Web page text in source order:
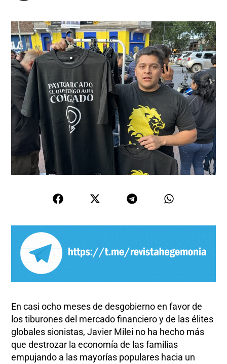
En casi ocho meses de desgobierno en favor de
los tiburones del mercado financiero y de las élites
globales sionistas, Javier Milei no ha hecho más
que destrozar la economía de las familias
empujando a las mayorías populares hacia un